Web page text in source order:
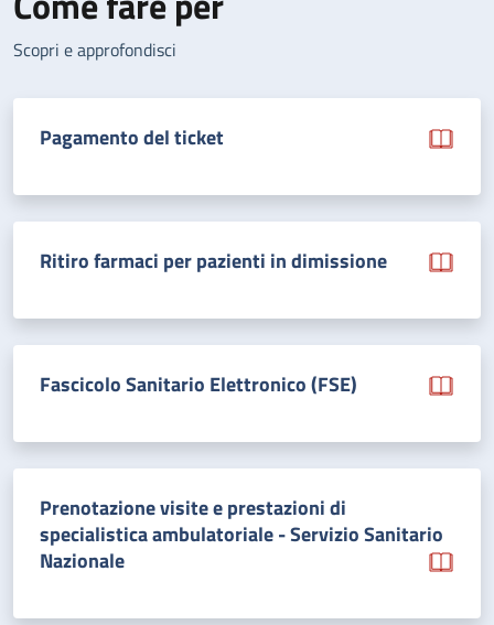
Scopri e approfondisci
Pagamento del ticket
Ritiro farmaci per pazienti in dimissione
Fascicolo Sanitario Elettronico (FSE)
Prenotazione visite e prestazioni di
specialistica ambulatoriale - Servizio Sanitario
Nazionale